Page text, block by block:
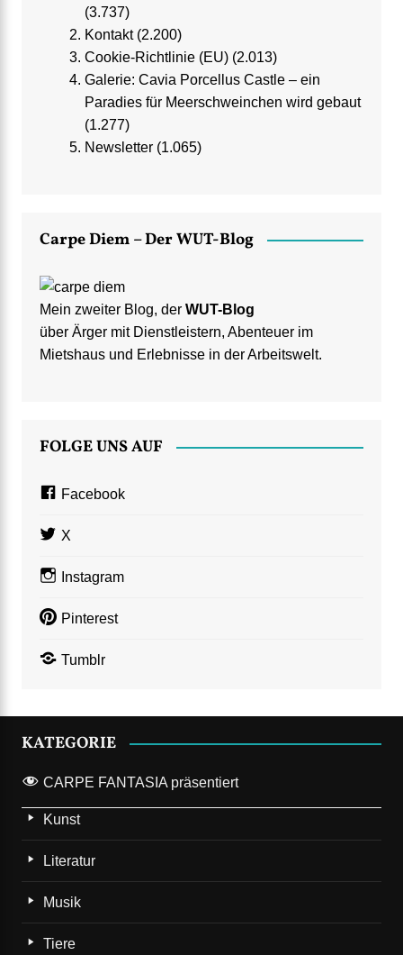
(3.737)
Kontakt (2.200)
Cookie-Richtlinie (EU) (2.013)
Galerie: Cavia Porcellus Castle – ein
Paradies für Meerschweinchen wird gebaut
(1.277)
Newsletter (1.065)
Carpe Diem – Der WUT-Blog
Mein zweiter Blog, der WUT-Blog
über Ärger mit Dienstleistern, Abenteuer im
Mietshaus und Erlebnisse in der Arbeitswelt.
FOLGE UNS AUF
Facebook
X
Instagram
Pinterest
Tumblr
KATEGORIE
CARPE FANTASIA präsentiert
Kunst
Literatur
Musik
Tiere